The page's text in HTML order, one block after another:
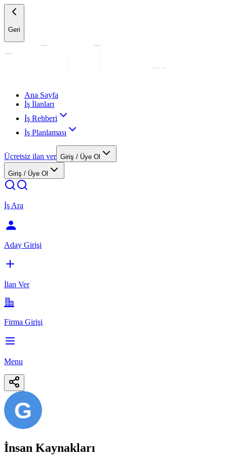
Geri
Ana Sayfa
İş İlanları
İş Rehberi
İş Planlaması
Ücretsiz ilan ver Giriş / Üye Ol
Giriş / Üye Ol
İş Ara
Aday Girişi
İlan Ver
Firma Girişi
Menu
G
İnsan Kaynakları